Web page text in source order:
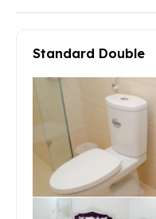
Standard Double